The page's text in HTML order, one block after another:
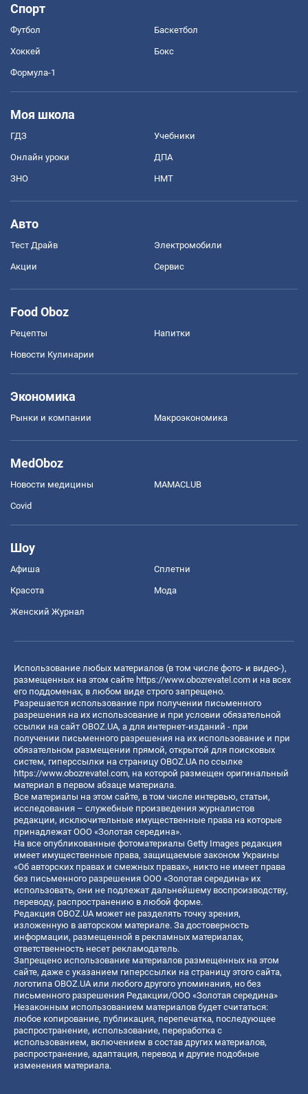
Спорт
Футбол Баскетбол
Хоккей Бокс
Формула-1
Моя школа
ГДЗ Учебники
Онлайн уроки ДПА
ЗНО НМТ
Авто
Тест Драйв Электромобили
Акции Сервис
Food Oboz
Рецепты Напитки
Новости Кулинарии
Экономика
Рынки и компании Mакроэкономика
MedOboz
Новости медицины MAMACLUB
Covid
Шоу
Афиша Сплетни
Красота Мода
Женский Журнал
Использование любых материалов (в том числе фото- и видео-),
размещенных на этом сайте https://www.obozrevatel.com и на всех
его поддоменах, в любом виде строго запрещено.
Разрешается использование при получении письменного
разрешения на их использование и при условии обязательной
ссылки на сайт OBOZ.UA, а для интернет-изданий - при
получении письменного разрешения на их использование и при
обязательном размещении прямой, открытой для поисковых
систем, гиперссылки на страницу OBOZ.UA по ссылке
https://www.obozrevatel.com, на которой размещен оригинальный
материал в первом абзаце материала.
Все материалы на этом сайте, в том числе интервью, статьи,
исследования – служебные произведения журналистов
редакции, исключительные имущественные права на которые
принадлежат ООО «Золотая середина».
На все опубликованные фотоматериалы Getty Images редакция
имеет имущественные права, защищаемые законом Украины
«Об авторских правах и смежных правах», никто не имеет права
без письменного разрешения ООО «Золотая середина» их
использовать, они не подлежат дальнейшему воспроизводству,
переводу, распространению в любой форме.
Редакция OBOZ.UA может не разделять точку зрения,
изложенную в авторском материале. За достоверность
информации, размещенной в рекламных материалах,
ответственность несет рекламодатель.
Запрещено использование материалов размещенных на этом
сайте, даже с указанием гиперссылки на страницу этого сайта,
логотипа OBOZ.UA или любого другого упоминания, но без
письменного разрешения Редакции/ООО «Золотая середина»
Незаконным использованием материалов будет считаться:
любое копирование, публикация, перепечатка, последующее
распространение, использование, переработка с
использованием, включением в состав других материалов,
распространение, адаптация, перевод и другие подобные
изменения материала.